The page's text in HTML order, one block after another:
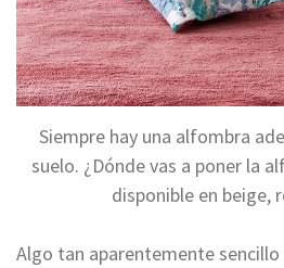
Siempre hay una alfombra
suelo. ¿Dónde vas a poner la
disponible en beige,
Algo tan aparentemente